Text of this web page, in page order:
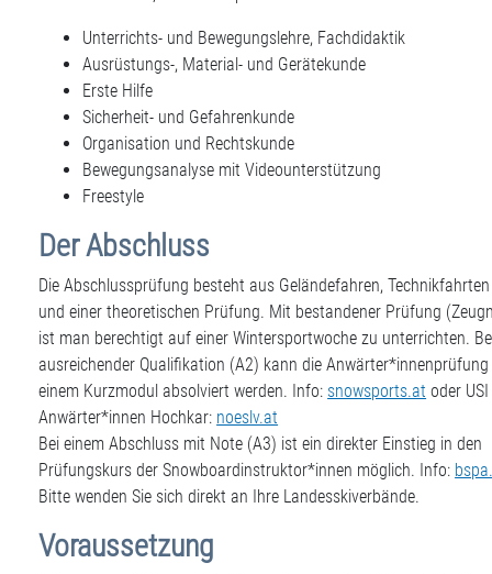
Unterrichts- und Bewegungslehre, Fachdidaktik
Ausrüstungs-, Material- und Gerätekunde
Erste Hilfe
Sicherheit- und Gefahrenkunde
Organisation und Rechtskunde
Bewegungsanalyse mit Videounterstützung
Freestyle
Der Abschluss
Die Abschlussprüfung besteht aus Geländefahren, Technikfahrten
und einer theoretischen Prüfung. Mit bestandener Prüfung
ist man berechtigt auf einer Wintersportwoche zu unterrichten.
ausreichender Qualifikation (A2) kann die
einem Kurzmodul absolviert werden. Info: snowsports.at oder USI
Anwärter*innen Hochkar: noeslv.at
Bei einem Abschluss mit Note (A3) ist ein direkter Einstieg in den
Prüfungskurs der Snowboardinstruktor*innen möglich. Info:
Bitte wenden Sie sich direkt an Ihre Landesskiverbände.
Voraussetzung